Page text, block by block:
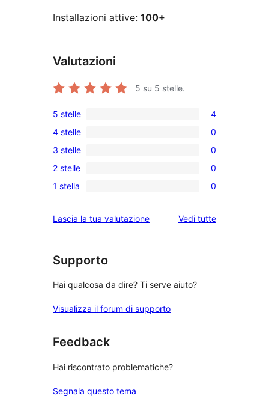
Installazioni attive: 100+
Valutazioni
5 su 5 stelle.
4
recensioni
a
5-
stelle
5 stelle 4
0
recensioni
a
4-
4 stelle 0
0
recensioni
a
stelle
3 stelle 0
0
recensioni
2-
2 stelle 0
0
a
stelle
1 stella 0
Lascia la tua valutazione Vedi tuttele
Supporto
Hai qualcosa da dire? Ti serve aiuto?
Visualizza il forum di supporto
Feedback
Hai riscontrato problematiche?
Segnala questo tema